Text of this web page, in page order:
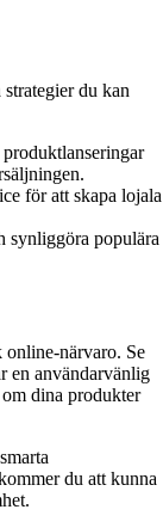
du kan
för att skapa lojala
synliggöra populära
online-närvaro. Se
en användarvänlig
dina produkter
du att kunna